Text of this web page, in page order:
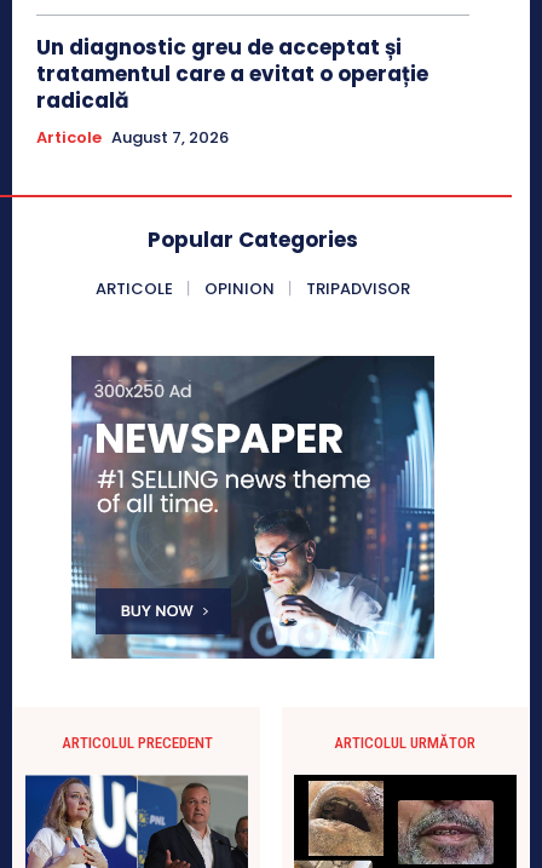
Un diagnostic greu de acceptat și
tratamentul care a evitat o operație
radicală
Articole August 7, 2026
Popular Categories
ARTICOLE OPINION TRIPADVISOR
ARTICOLUL PRECEDENT ARTICOLUL URMĂTOR